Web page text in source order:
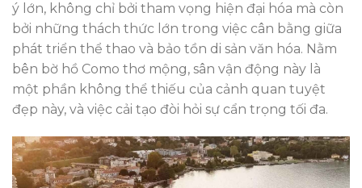
ý lớn, không chỉ bởi tham vọng hiện đại hóa mà còn
bởi những thách thức lớn trong việc cân bằng giữa
phát triển thể thao và bảo tồn di sản văn hóa. Nằm
bên bờ hồ Como thơ mộng, sân vận động này là
một phần không thể thiếu của cảnh quan tuyệt
đẹp này, và việc cải tạo đòi hỏi sự cẩn trọng tối đa.